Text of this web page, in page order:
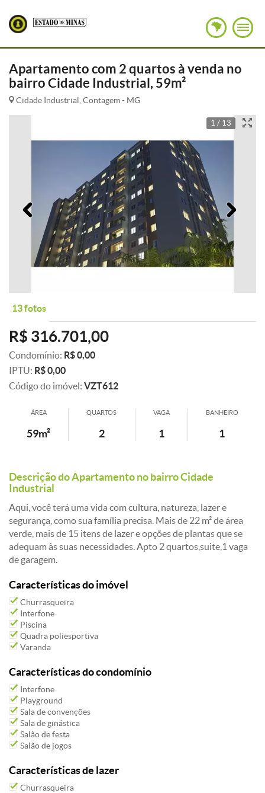
Apartamento com 2 quartos à venda no
bairro Cidade Industrial, 59m²
Cidade Industrial, Contagem - MG
1 / 13
Anterior
13 fotos
R$ 316.701,00
Condomínio: R$ 0,00
IPTU: R$ 0,00
Código do imóvel: VZT612
ÁREA
59m²
QUARTOS
2
VAGA
1
BANHEIRO
1
Descrição do Apartamento no bairro Cidade
Industrial
Aqui, você terá uma vida com cultura, natureza, lazer e
segurança, como sua família precisa. Mais de 22 m² de área
verde, mais de 15 itens de lazer e opções de plantas que se
adequam às suas necessidades. Apto 2 quartos,suite,1 vaga
de garagem.
Características do imóvel
Churrasqueira
Interfone
Piscina
Quadra poliesportiva
Varanda
Características do condomínio
Interfone
Playground
Sala de convenções
Sala de ginástica
Salão de festa
Salão de jogos
Características de lazer
Churrasqueira